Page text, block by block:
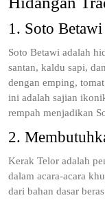
1. Soto Betawi
Soto Betawi adalah
santan, kaldu sapi,
dengan emping,
ini adalah sajian
rempah menjadikan
2.
Kerak Telor adalah
dalam acara-acara
dari bahan dasar